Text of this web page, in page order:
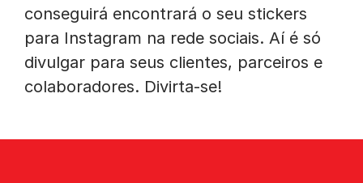
conseguirá encontrará o seu stickers
para Instagram na rede sociais. Aí é só
divulgar para seus clientes, parceiros e
colaboradores. Divirta-se!